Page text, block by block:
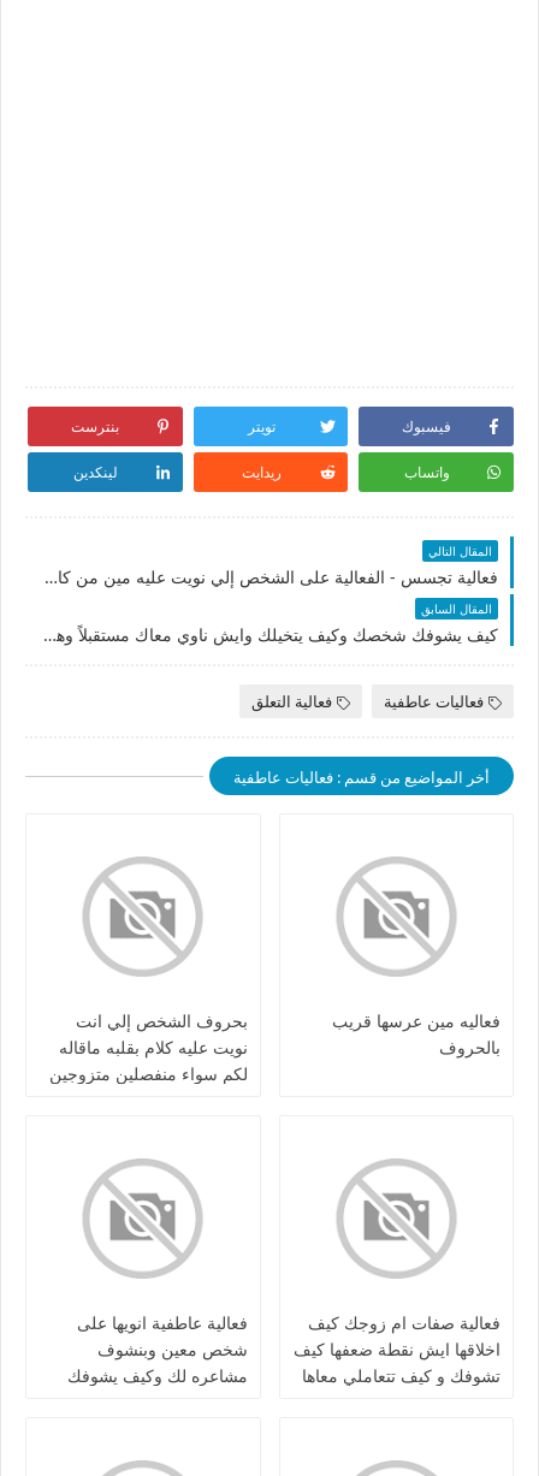
فيسبوك تويتر بنترست
واتساب ريدايت لينكدين
المقال التالي
فعالية تجسس - الفعالية على الشخص إلي نويت عليه مين من كان بنشوف ايش يطلع لنا
المقال السابق
كيف يشوفك شخصك وكيف يتخيلك وايش ناوي معاك مستقبلاً وهل يشوفك الشخص المناسب بغض النظر عن شخصكم مين هو زوج / كرش / حبيب/ طليق
فعاليات عاطفية فعالية التعلق
أخر المواضيع من قسم : فعاليات عاطفية
فعاليه مين عرسها قريب
بالحروف
بحروف الشخص إلي انت
نويت عليه كلام بقلبه ماقاله
لكم سواء منفصلين متزوجين
فعالية صفات ام زوجك كيف
اخلاقها ايش نقطة ضعفها كيف
تشوفك و كيف تتعاملي معاها
فعالية عاطفية انويها على
شخص معين وبنشوف
مشاعره لك وكيف يشوفك